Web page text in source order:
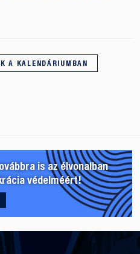
A KALENDÁRIUMBAN
is az élvonalban
védelméért!